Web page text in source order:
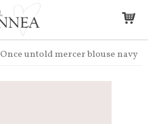
Once untold mercer blouse navy